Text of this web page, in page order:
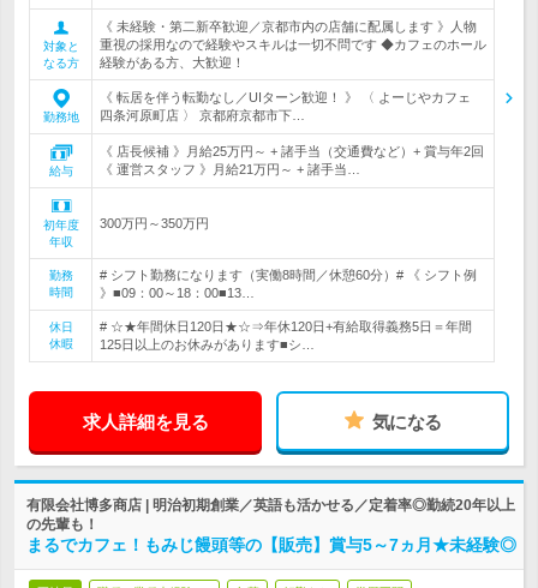
対象と
なる方
《 未経験・第二新卒歓迎／京都市内の店舗に配属します 》人物
重視の採用なので経験やスキルは一切不問です ◆カフェのホール
経験がある方、大歓迎！
勤務地
《 転居を伴う転勤なし／UIターン歓迎！ 》 〈 よーじやカフェ
四条河原町店 〉 京都府京都市下…
給与
《 店長候補 》月給25万円～ + 諸手当（交通費など）+ 賞与年2回
《 運営スタッフ 》月給21万円～ + 諸手当…
初年度
年収
300万円～350万円
勤務
時間
# シフト勤務になります（実働8時間／休憩60分）# 《 シフト例
》■09：00～18：00■13…
休日
休暇
# ☆★年間休日120日★☆⇒年休120日+有給取得義務5日＝年間
125日以上のお休みがあります■シ…
求人詳細を見る 気になる
有限会社博多商店 | 明治初期創業／英語も活かせる／定着率◎勤続20年以上
の先輩も！
まるでカフェ！もみじ饅頭等の【販売】賞与5～7ヵ月★未経験◎